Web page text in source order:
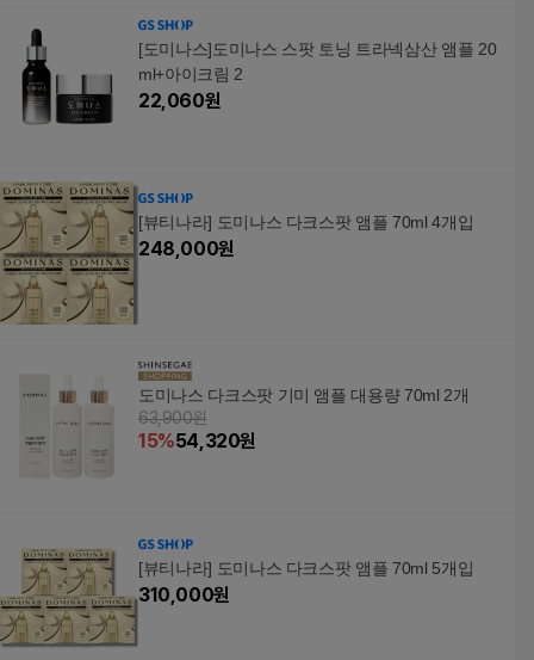
[도미나스]도미나스 스팟 토닝 트라넥삼산 앰플 20
ml+아이크림 2
22,060원
[뷰티나라] 도미나스 다크스팟 앰플 70ml 4개입
248,000원
도미나스 다크스팟 기미 앰플 대용량 70ml 2개
63,900원
15%54,320원
[뷰티나라] 도미나스 다크스팟 앰플 70ml 5개입
310,000원